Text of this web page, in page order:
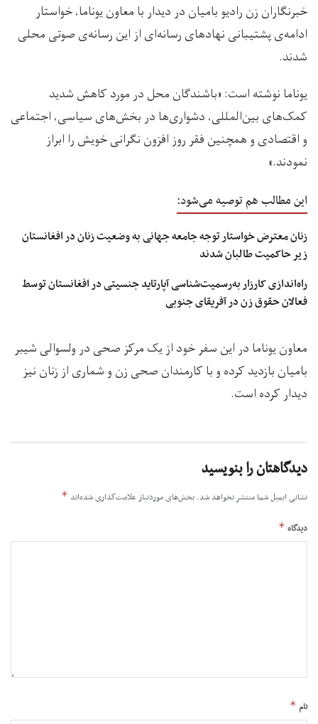
خبرنگاران زن رادیو بامیان در دیدار با معاون یوناما، خواستار
ادامه‌ی پشتیبانی نهادهای رسانه‌ای از این رسانه‌ی صوتی محلی
شدند.
یوناما نوشته است: «باشندگان محل در مورد کاهش شدید
کمک‌های بین‌المللی، دشواری‌ها در بخش‌های سیاسی، اجتماعی
و اقتصادی و همچنین فقر روز افزون نگرانی خویش را ابراز
نمودند.»
این مطالب هم توصیه می‌شود:
زنان معترض خواستار توجه جامعه جهانی به وضعیت زنان در افغانستان
زیر حاکمیت طالبان شدند
راه‌اندازی کارزار به‌رسمیت‌شناسی آپارتاید جنسیتی در افغانستان توسط
فعالان حقوق زن در آفریقای جنوبی
معاون یوناما در این سفر خود از یک مرکز صحی در ولسوالی شیبر
بامیان بازدید کرده و با کارمندان صحی زن و شماری از زنان نیز
دیدار کرده است.
دیدگاهتان را بنویسید
نشانی ایمیل شما منتشر نخواهد شد. بخش‌های موردنیاز علامت‌گذاری شده‌اند *
دیدگاه *
نام *